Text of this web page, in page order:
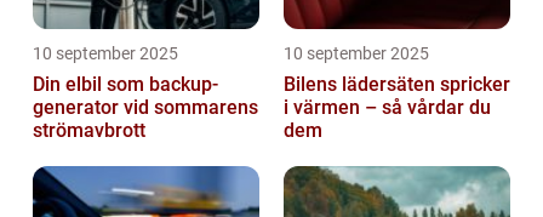
10 september 2025
Din elbil som backup-
generator vid sommarens
strömavbrott
10 september 2025
Bilens lädersäten spricker
i värmen – så vårdar du
dem